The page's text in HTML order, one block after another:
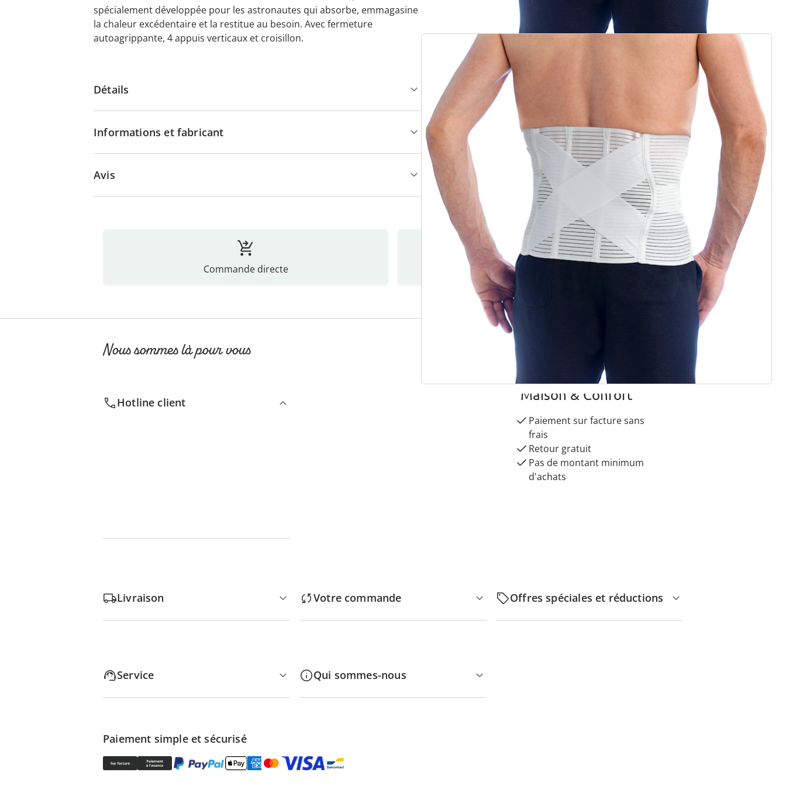
spécialement développée pour les astronautes qui absorbe, emmagasine
la chaleur excédentaire et la restitue au besoin. Avec fermeture
autoagrippante, 4 appuis verticaux et croisillon.
Détails
Informations et fabricant
Avis
Commande directe S’abonner à la newsletter
Nous sommes là pour vous
Hotline client
3 raisons de choisir
“Maison & Confort”
Paiement sur facture sans
frais
Retour gratuit
Pas de montant minimum
d'achats
Livraison Votre commande Offres spéciales et réductions
Service Qui sommes-nous
Paiement simple et sécurisé